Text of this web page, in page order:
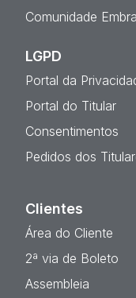
Comunidade
LGPD
Portal da
Portal do Titular
Consentimentos
Pedidos dos
Clientes
Área do Cliente
2ª via de Boleto
Assembleia